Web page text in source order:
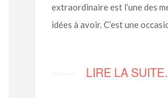
extraordinaire est l’une des
idées à avoir. C’est une
LIRE LA